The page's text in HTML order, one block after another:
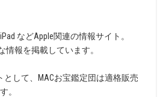
などApple関連の情報サイト。
情報を掲載しています。
として、MACお宝鑑定団は適格販売
。